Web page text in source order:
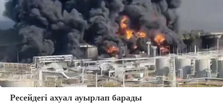
ЗЕРТТЕУ
СҰХБАТ
АРНАЙЫ ЖОБА
ӘЛЕУМЕТ
ҚҰҚЫҚ
ШЕЖІРЕ
ТЫЛСЫМ
Ресейдегі ахуал ауырлап барады